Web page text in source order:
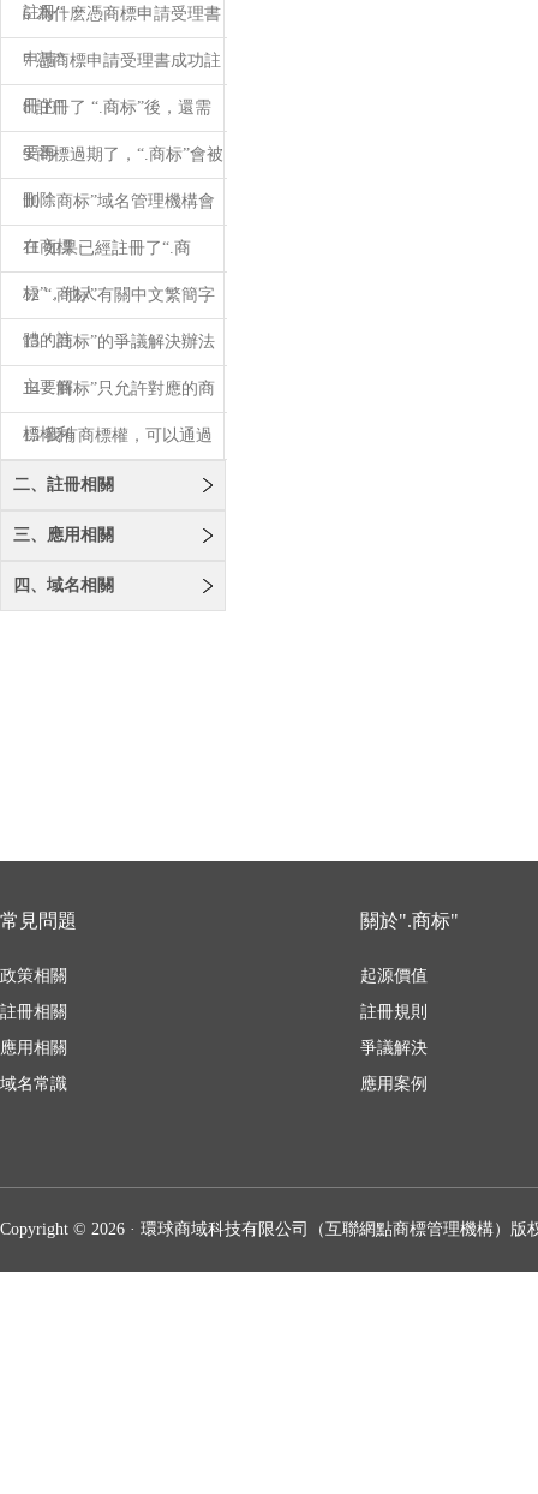
註冊“.
6 為什麽憑商標申請受理書
申請“.
7 憑商標申請受理書成功註
冊的“.
8 註冊了 “.商标”後，還需
要再
9 商標過期了，“.商标”會被
刪除
10 “.商标”域名管理機構會
在商標
11 如果已經註冊了“.商
标”，他人
12 “.商标”有關中文繁簡字
體的註
13 “.商标”的爭議解決辦法
主要解
14 “.商标”只允許對應的商
標權利
15 我有商標權，可以通過
域名爭議解
二、註冊相關
三、應用相關
四、域名相關
常見問題
政策相關
註冊相關
應用相關
域名常識
關於".商标"
起源價值
註冊規則
爭議解決
應用案例
Copyright © 2026 · 環球商域科技有限公司（互聯網點商標管理機構）版